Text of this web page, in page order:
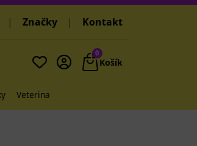
| Značky | Kontakt
0
Košík
Veterina